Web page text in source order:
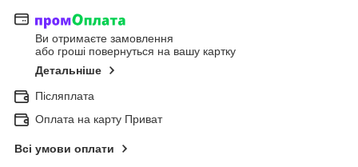
Ви отримаєте замовлення
або гроші повернуться на вашу картку
Детальніше
Післяплата
Оплата на карту Приват
Всі умови оплати